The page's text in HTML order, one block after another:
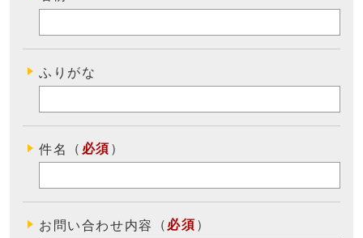
ふりがな
件名 （ 必須 ）
お問い合わせ内容 （ 必須 ）